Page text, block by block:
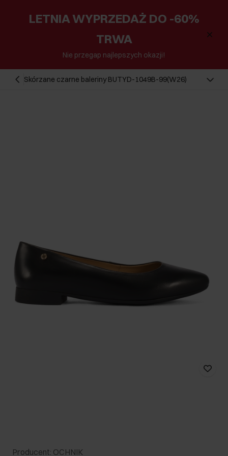
LETNIA WYPRZEDAŻ DO -60%
TRWA
Nie przegap najlepszych okazji!
Skórzane czarne baleriny BUTYD-1049B-99(W26)
Producent: OCHNIK